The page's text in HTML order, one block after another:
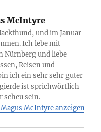
McIntyre
und im Januar
Ich lebe mit
Nürnberg und liebe
Reisen und
ich ein sehr sehr guter
ist sprichwörtlich
scheu sein.
McIntyre anzeigen